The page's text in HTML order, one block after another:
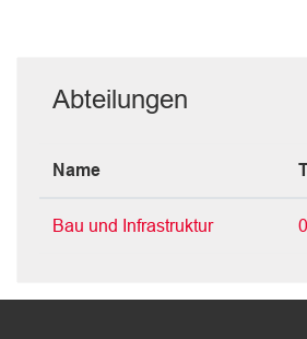
Abteilungen
Name
Bau und Infrastruktur